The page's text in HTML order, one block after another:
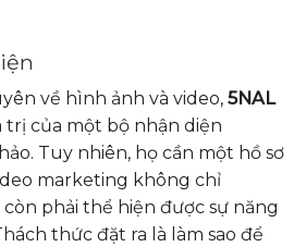
về hình ảnh và video, 5NAL
trị của một bộ nhận diện
Tuy nhiên, họ cần một hồ sơ
marketing không chỉ
phải thể hiện được sự năng
thức đặt ra là làm sao để